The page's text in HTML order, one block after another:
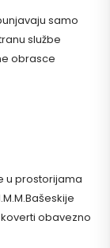
samo
službe
obrasce
u prostorijama
obavezno